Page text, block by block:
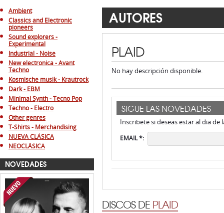
Ambient
Classics and Electronic
pioneers
Sound explorers -
Experimental
Industrial - Noise
New electronica - Avant
Techno
Kosmische musik - Krautrock
Dark - EBM
Minimal Synth - Tecno Pop
Techno - Electro
Other genres
T-Shirts - Merchandising
NUEVA CLÁSICA
NEOCLÁSICA
NOVEDADES
AUTORES
PLAID
No hay descripción disponible.
SIGUE LAS NOVEDADES
Inscribete si deseas estar al dia
EMAIL *:
DISCOS DE PLAID